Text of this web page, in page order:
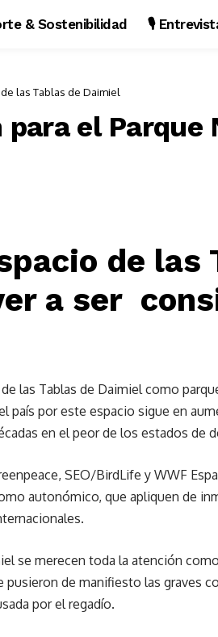
& Sostenibilidad 🎙️
las Tablas de Daimiel
el Parque
de las
a ser
las Tablas de Daimiel como
país por este espacio sigue en
en el peor de los estados de
SEO/BirdLife y WWF
autonómico, que apliquen de
se merecen toda la atención
de manifiesto las graves
por el regadío.